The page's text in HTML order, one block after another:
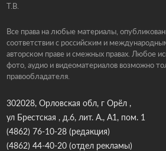
Т.В.
Все права на любые материалы,
соответствии с российским и
авторском праве и смежных правах. Любое
фото, аудио и видеоматериалов возможно
правообладателя.
302028, Орловская обл, г Орёл ,
ул Брестская , д.6, лит. А., А1, пом. 1
(4862) 76-10-28(редакция)
(4862) 44-40-20(отдел рекламы)